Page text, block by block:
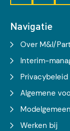
Navigatie
Over M&I/
Interim-
Privacybeleid
Algemene
Werken bij